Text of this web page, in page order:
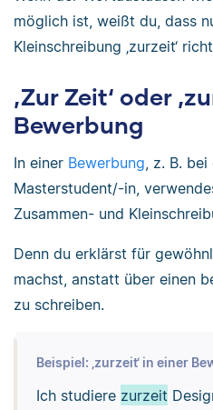
möglich ist, weißt du, dass
Kleinschreibung ‚zurzeit‘
‚Zur Zeit‘ oder
Bewerbung
In einer Bewerbung, z. B. bei
Masterstudent/-in,
Zusammen- und
Denn du erklärst für
machst, anstatt über einen
zu schreiben.
Beispiel: ‚zurzeit‘ in einer
Ich studiere zurzeit